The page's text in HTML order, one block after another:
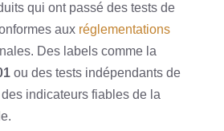
qui ont passé des tests de
aux réglementations
Des labels comme la
ou des tests indépendants de
indicateurs fiables de la